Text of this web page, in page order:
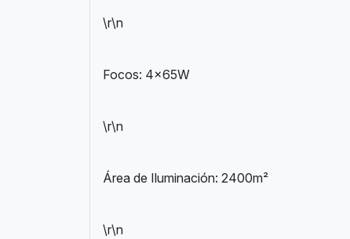
\r\n
Focos: 4x65W
\r\n
Área de Iluminación: 2400m²
\r\n